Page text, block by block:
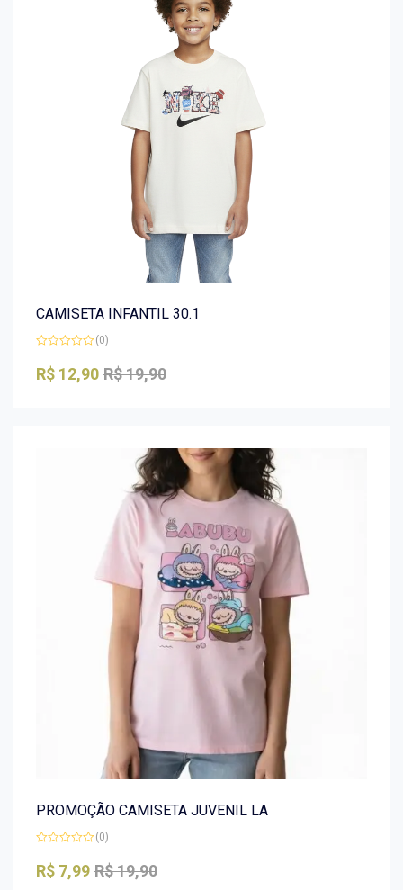
CAMISETA INFANTIL 30.1
0
de
(0)
R$19,90
R$ 12,90
PROMOÇÃO CAMISETA JUVENIL LA
0
de
(0)
R$19,90
R$ 7,99